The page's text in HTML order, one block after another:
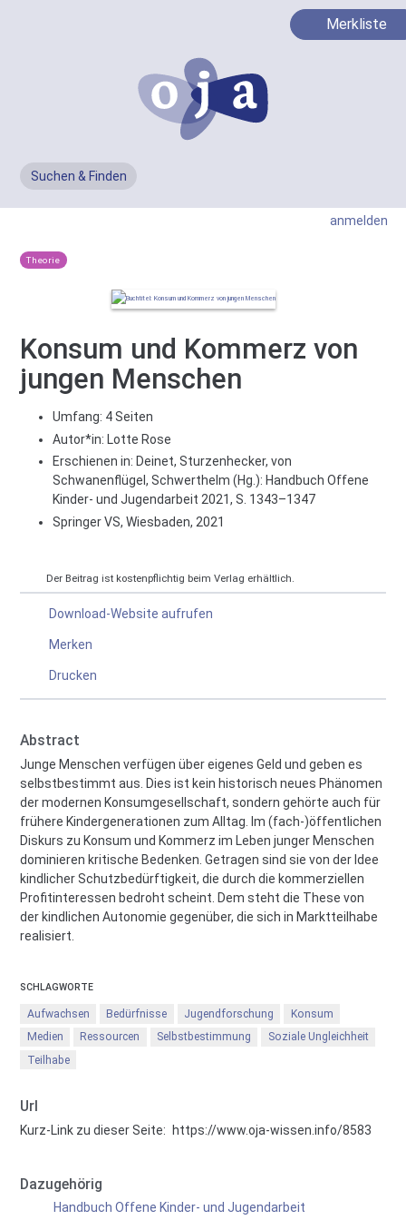
Suchen & Finden
Merkliste
anmelden
Theorie
Konsum und Kommerz von
jungen Menschen
Umfang: 4 Seiten
Autor*in: Lotte Rose
Erschienen in: Deinet, Sturzenhecker, von
Schwanenflügel, Schwerthelm (Hg.): Handbuch Offene
Kinder- und Jugendarbeit 2021, S. 1343–1347
Springer VS, Wiesbaden, 2021
Der Beitrag ist kostenpflichtig beim Verlag erhältlich.
Download-Website aufrufen
Merken
Drucken
Abstract
Junge Menschen verfügen über eigenes Geld und geben es
selbstbestimmt aus. Dies ist kein historisch neues Phänomen
der modernen Konsumgesellschaft, sondern gehörte auch für
frühere Kindergenerationen zum Alltag. Im (fach-)öffentlichen
Diskurs zu Konsum und Kommerz im Leben junger Menschen
dominieren kritische Bedenken. Getragen sind sie von der Idee
kindlicher Schutzbedürftigkeit, die durch die kommerziellen
Profitinteressen bedroht scheint. Dem steht die These von
der kindlichen Autonomie gegenüber, die sich in Marktteilhabe
realisiert.
SCHLAGWORTE
Aufwachsen Bedürfnisse Jugendforschung
Konsum
Medien
Ressourcen Selbstbestimmung
Soziale Ungleichheit
Teilhabe
Url
Kurz-Link zu dieser Seite: https://www.oja-wissen.info/8583
Dazugehörig
Handbuch Offene Kinder- und Jugendarbeit